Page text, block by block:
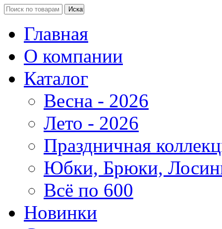
Главная
О компании
Каталог
Весна - 2026
Лето - 2026
Праздничная
Юбки, Брюки,
Всё по 600
Новинки